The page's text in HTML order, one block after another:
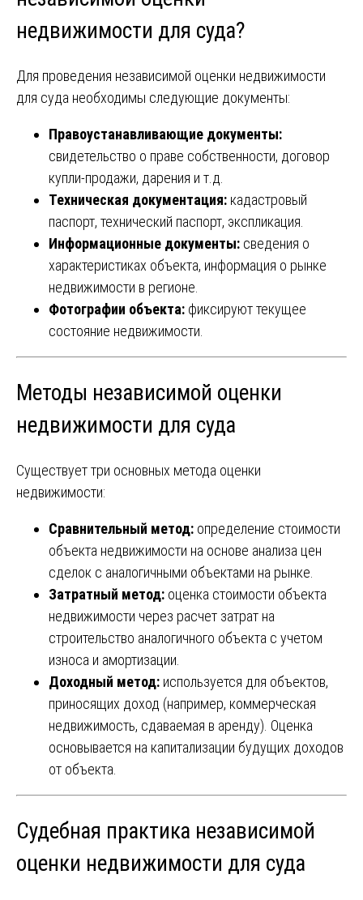
недвижимости для суда?
Для проведения независимой оценки недвижимости
для суда необходимы следующие документы:
Правоустанавливающие документы:
свидетельство о праве собственности, договор
купли-продажи, дарения и т.д.
Техническая документация: кадастровый
паспорт, технический паспорт, экспликация.
Информационные документы: сведения о
характеристиках объекта, информация о рынке
недвижимости в регионе.
Фотографии объекта: фиксируют текущее
состояние недвижимости.
Методы независимой оценки
недвижимости для суда
Существует три основных метода оценки
недвижимости:
Сравнительный метод: определение стоимости
объекта недвижимости на основе анализа цен
сделок с аналогичными объектами на рынке.
Затратный метод: оценка стоимости объекта
недвижимости через расчет затрат на
строительство аналогичного объекта с учетом
износа и амортизации.
Доходный метод: используется для объектов,
приносящих доход (например, коммерческая
недвижимость, сдаваемая в аренду). Оценка
основывается на капитализации будущих доходов
от объекта.
Судебная практика независимой
оценки недвижимости для суда